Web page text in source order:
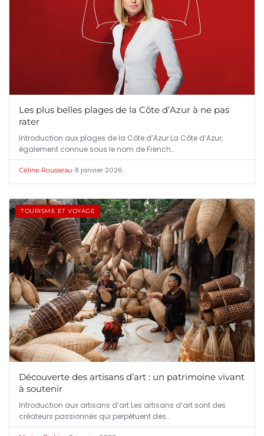
Les plus belles plages de la Côte d’Azur à ne pas
rater
Introduction aux plages de la Côte d’Azur La Côte d’Azur,
également connue sous le nom de French…
Céline Rousseau•8 janvier 2026
TOURISME ET VOYAGE
Découverte des artisans d’art : un patrimoine vivant
à soutenir
Introduction aux artisans d’art Les artisans d’art sont des
créateurs passionnés qui perpétuent des…